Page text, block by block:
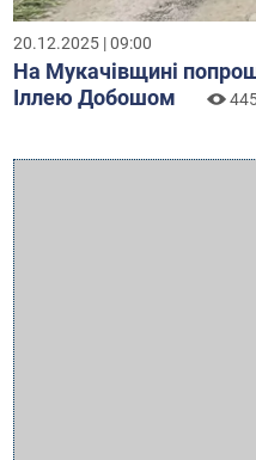
20.12.2025 | 09:00
На Мукачівщині
Іллею Добошом